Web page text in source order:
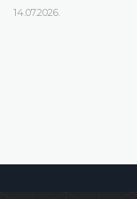
14.07.2026.